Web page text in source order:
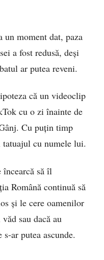
moment dat, paza
a fost redusă, deși
ar putea reveni.
că un videoclip
cu o zi înainte de
Cu puțin timp
cu numele lui.
să îl
Română continuă să
și le cere oamenilor
sau dacă au
ar putea ascunde.